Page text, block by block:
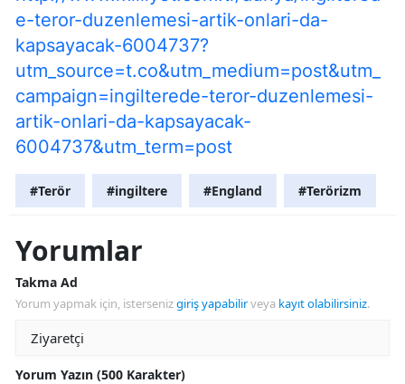
e-teror-duzenlemesi-artik-onlari-da-
kapsayacak-6004737?
utm_source=t.co&utm_medium=post&utm_
campaign=ingilterede-teror-duzenlemesi-
artik-onlari-da-kapsayacak-
6004737&utm_term=post
#Terör #ingiltere #England #Terörizm
Yorumlar
Takma Ad
Yorum yapmak için, istersenizgiriş yapabilirveya kayıt olabilirsiniz.
Yorum Yazın (500 Karakter)